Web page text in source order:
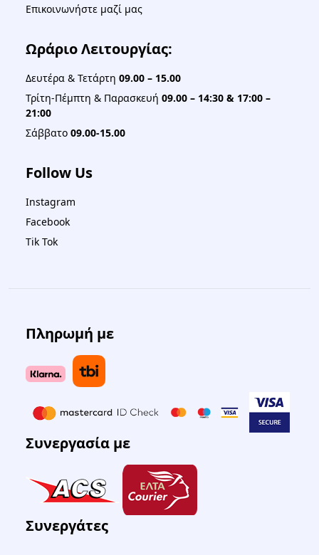
Επικοινωνήστε μαζί μας
Ωράριο Λειτουργίας:
Δευτέρα & Τετάρτη 09.00 – 15.00
Τρίτη-Πέμπτη & Παρασκευή 09.00 – 14:30 & 17:00 –
21:00
Σάββατο 09.00-15.00
Follow Us
Instagram
Facebook
Tik Tok
Πληρωμή με
Συνεργασία με
Συνεργάτες